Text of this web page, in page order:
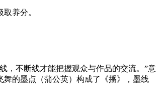
养分。
，不断线才能把握观众与作品的交流。”意
的墨点（蒲公英）构成了《播》，墨线